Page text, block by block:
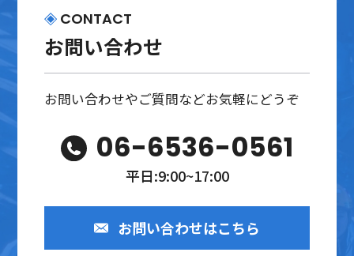
CONTACT
お問い合わせ
お問い合わせやご質問などお気軽にどうぞ
06-6536-0561
平日:9:00~17:00
お問い合わせはこちら